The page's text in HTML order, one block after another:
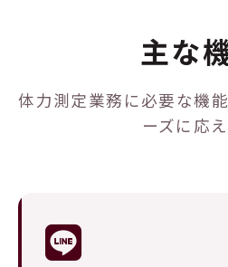
主な
体力測定業務に必要な機
ーズに応